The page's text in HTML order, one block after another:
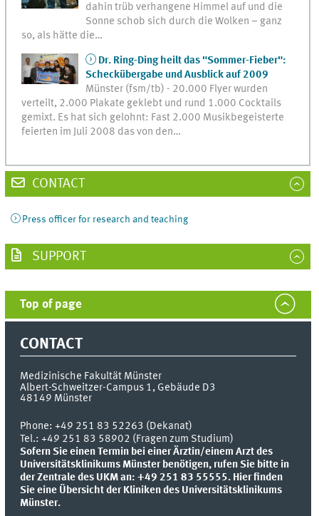
dahin trüb verhangene Himmel auf und die
Sonne schob sich durch die Wolken – ganz
so, als hätte die…
Dr. Ring-Ding heilt das "Sommer-Fieber":
Scheckübergabe und Ausblick auf 2009
Münster (fsm/tb) - 20.000 Flyer wurden
verteilt, 2.000 Plakate geklebt und rund 1.000 Cocktails
gemixt. Es hat sich gelohnt: Fast 2.000 Musikbegeisterte
feierten im Juli 2008 das von den…
CONTACT
Press officer for research and teaching
SUPPORT
Top of page
CONTACT
Medizinische Fakultät Münster
Albert-Schweitzer-Campus 1, Gebäude D3
48149 Münster
Phone:+49 251 83 52263 (Dekanat)
Tel.: +49 251 83 58902 (Fragen zum Studium)
Sofern Sie einen Termin bei einer Ärztin/einem Arzt des
Universitätsklinikums Münster benötigen, rufen Sie bitte in
der Zentrale des UKM an: +49 251 83 55555. Hier finden
Sie eine Übersicht der Kliniken des Universitätsklinikums
Münster.